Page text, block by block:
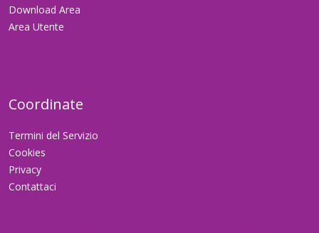
Download Area
Area Utente
Coordinate
Termini del Servizio
Cookies
Privacy
Contattaci